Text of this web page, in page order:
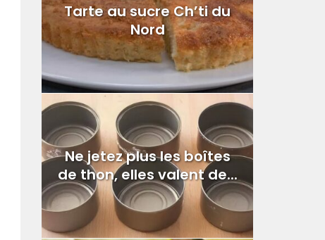
Tarte au sucre Ch’ti du
Nord
Ne jetez plus les boîtes
de thon, elles valent de...